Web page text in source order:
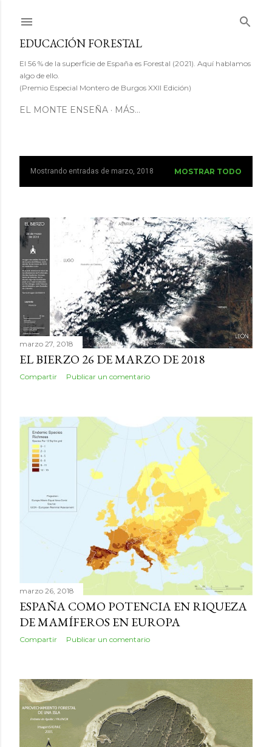
EDUCACIÓN FORESTAL
El 56 % de la superficie de España es Forestal (2021). Aquí hablamos
algo de ello.
(Premio Especial Montero de Burgos XXII Edición)
EL MONTE ENSEÑA MÁS…
E
t
r
a
d
a
s
Mostrando entradas de marzo, 2018 MOSTRAR TODO
marzo 27, 2018
EL BIERZO 26 DE MARZO DE 2018
Compartir Publicar un comentario
marzo 26, 2018
ESPAÑA COMO POTENCIA EN RIQUEZA
DE MAMÍFEROS EN EUROPA
Compartir Publicar un comentario